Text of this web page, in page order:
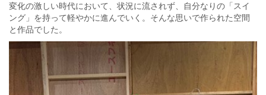
変化の激しい時代において、状況に流されず、自分なりの「スイ
ング」を持って軽やかに進んでいく。そんな思いで作られた空間
と作品でした。